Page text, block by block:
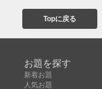
Topに戻る
お題を探す
新着お題
人気お題